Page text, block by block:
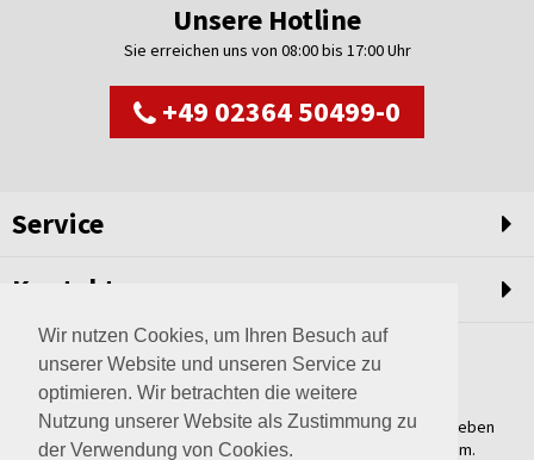
Wir nutzen Cookies, um Ihren Besuch auf
unserer Website und unseren Service zu
optimieren. Wir betrachten die weitere
Nutzung unserer Website als Zustimmung zu
der Verwendung von Cookies.
Unsere Hotline
Sie erreichen uns von 08:00 bis 17:00 Uhr
+49 02364 50499-0
Service
Kontakt
Weltweit setzen wir unsere Erfahrungswerte und unser Streben
nach innovativen Lösungen in unvergleichliche Anlagen um.